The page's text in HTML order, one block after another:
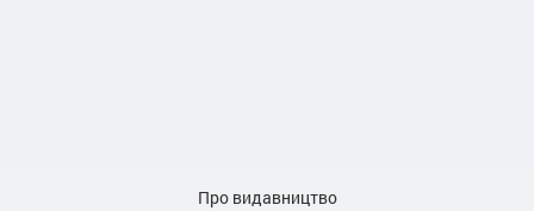
Про видавництво